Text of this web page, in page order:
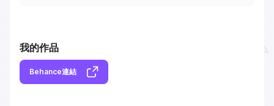
我的作品
Behance連結